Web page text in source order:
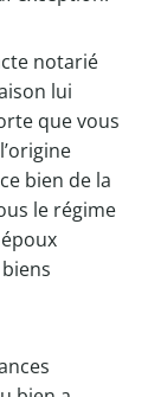
notarié
lui
que vous
bien de la
le régime